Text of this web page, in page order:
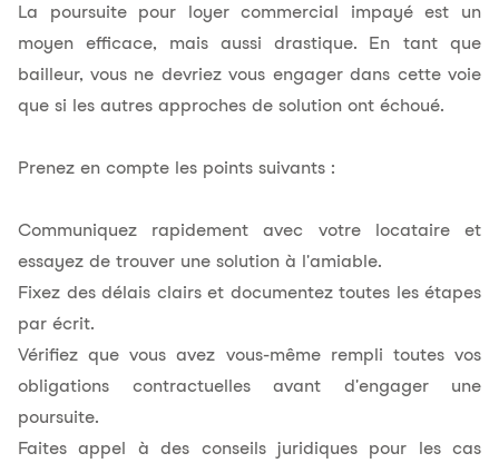
La poursuite pour loyer commercial impayé est un
moyen efficace, mais aussi drastique. En tant que
bailleur, vous ne devriez vous engager dans cette voie
que si les autres approches de solution ont échoué.
Prenez en compte les points suivants :
Communiquez rapidement avec votre locataire et
essayez de trouver une solution à l'amiable.
Fixez des délais clairs et documentez toutes les étapes
par écrit.
Vérifiez que vous avez vous-même rempli toutes vos
obligations contractuelles avant d'engager une
poursuite.
Faites appel à des conseils juridiques pour les cas